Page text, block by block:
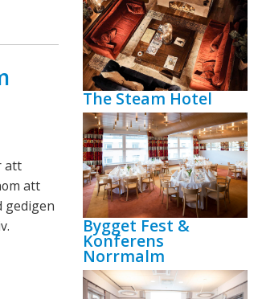
att
att
gedigen
The Steam Hotel
Bygget Fest &
Konferens
Norrmalm